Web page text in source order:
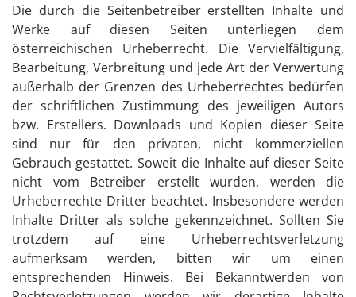
Die durch die Seitenbetreiber erstellten Inhalte und
Werke auf diesen Seiten unterliegen dem
österreichischen Urheberrecht. Die Vervielfältigung,
Bearbeitung, Verbreitung und jede Art der Verwertung
außerhalb der Grenzen des Urheberrechtes bedürfen
der schriftlichen Zustimmung des jeweiligen Autors
bzw. Erstellers. Downloads und Kopien dieser Seite
sind nur für den privaten, nicht kommerziellen
Gebrauch gestattet. Soweit die Inhalte auf dieser Seite
nicht vom Betreiber erstellt wurden, werden die
Urheberrechte Dritter beachtet. Insbesondere werden
Inhalte Dritter als solche gekennzeichnet. Sollten Sie
trotzdem auf eine Urheberrechtsverletzung
aufmerksam werden, bitten wir um einen
entsprechenden Hinweis. Bei Bekanntwerden von